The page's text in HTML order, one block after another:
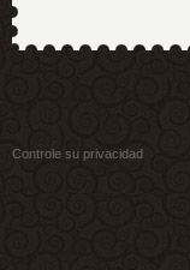
Controle su privacidad